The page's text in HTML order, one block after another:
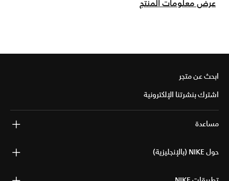
عرض معلومات المنتج
ابحث عن متجر
اشترك بنشرتنا الإلكترونية
مساعدة
حول NIKE (بالإنجليزية)